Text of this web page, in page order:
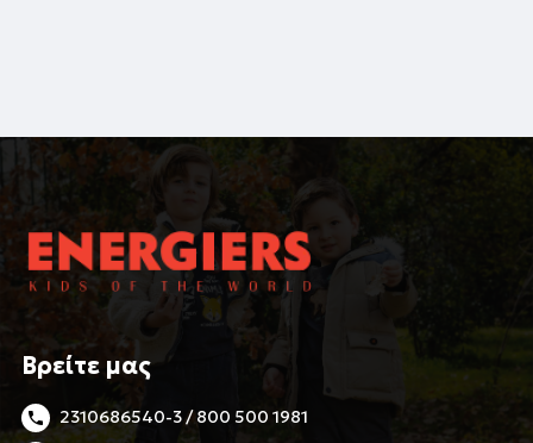
Βρείτε μας
2310686540-3 / 800 500 1981